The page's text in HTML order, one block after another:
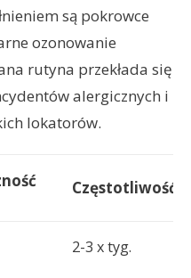
są pokrowce
ozonowanie
rutyna przekłada się
alergicznych i
lokatorów.
Częstotliwość
2-3 x tyg.